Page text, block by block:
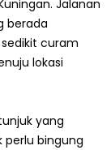
Jalanan
berada
curam
lokasi
yang
perlu bingung